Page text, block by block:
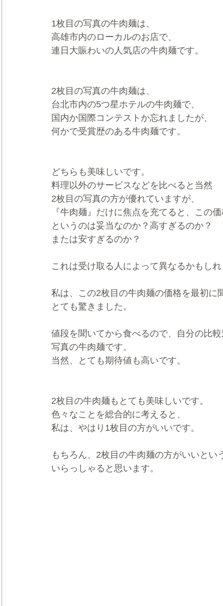
1枚目の写真の牛肉麺は、
高雄市内のローカルのお店で、
連日大賑わいの人気店の牛肉麺です。
2枚目の写真の牛肉麺は、
台北市内の5つ星ホテルの牛肉麺で、
国内か国際コンテストか忘れましたが、
何かで受賞歴のある牛肉麺です。
どちらも美味しいです。
料理以外のサービスなどを比べると当然
2枚目の写真の方が優れていますが、
『牛肉麺』だけに焦点を充てると、この
というのは妥当なのか？高すぎるのか？
または安すぎるのか？
これは受け取る人によって異なるかもし
私は、この2枚目の牛肉麺の価格を最初に
とても驚きました。
値段を聞いてから食べるので、自分の比
写真の牛肉麺です。
当然、とても期待値も高いです。
2枚目の牛肉麺もとても美味しいです。
色々なことを総合的に考えると、
私は、やはり1枚目の方がいいです。
もちろん、2枚目の牛肉麺の方がいいとい
いらっしゃると思います。